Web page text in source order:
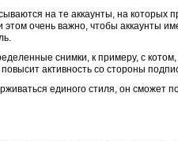
на те аккаунты, на которых
очень важно, чтобы аккаунты
снимки, к примеру, с
активность со стороны
единого стиля, он сможет